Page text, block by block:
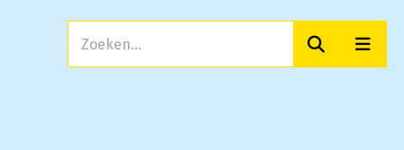
Zoeken